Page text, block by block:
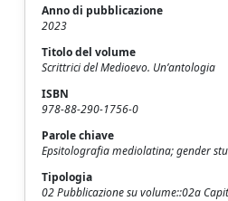
Anno di pubblicazione
2023
Titolo del volume
Scrittrici del Medioevo. Un’antologia
ISBN
978-88-290-1756-0
Parole chiave
Epsitolografia mediolatina; gender
Tipologia
02 Pubblicazione su volume::02a